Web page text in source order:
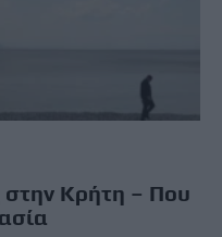
στην Κρήτη – Που